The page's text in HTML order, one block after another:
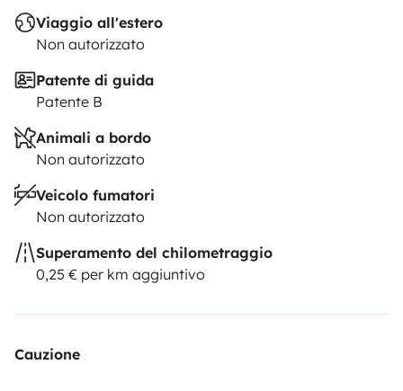
Viaggio all'estero
Non autorizzato
Patente di guida
Patente B
Animali a bordo
Non autorizzato
Veicolo fumatori
Non autorizzato
Superamento del chilometraggio
0,25 € per km aggiuntivo
Cauzione